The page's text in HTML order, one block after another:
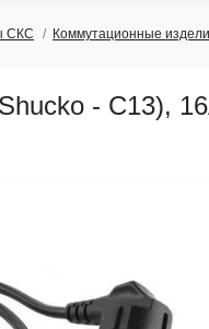
СКС Коммутационные
- C13),